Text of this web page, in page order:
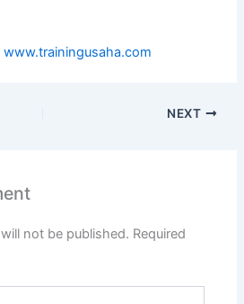
www.trainingusaha.com
NEXT
not be published. Required